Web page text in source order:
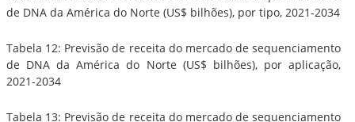
de DNA da América do Norte (US$ bilhões), por tipo, 2021-2034
Tabela 12: Previsão de receita do mercado de sequenciamento
de DNA da América do Norte (US$ bilhões), por aplicação,
2021-2034
Tabela 13: Previsão de receita do mercado de sequenciamento